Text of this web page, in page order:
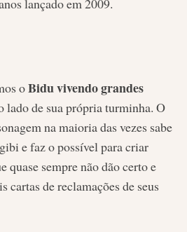
oBidu vivendo grandes
lado de sua própria turminha. O
na maioria das vezes sabe
e faz o possível para criar
quase sempre não dão certo e
cartas de reclamações de seus